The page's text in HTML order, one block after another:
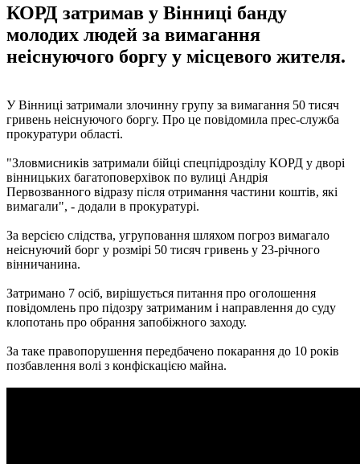
КОРД затримав у Вінниці банду
молодих людей за вимагання
неіснуючого боргу у місцевого жителя.
У Вінниці затримали злочинну групу за вимагання 50 тисяч
гривень неіснуючого боргу. Про це повідомила прес-служба
прокуратури області.
"Зловмисників затримали бійці спецпідрозділу КОРД у дворі
вінницьких багатоповерхівок по вулиці Андрія
Первозванного відразу після отримання частини коштів, які
вимагали", - додали в прокуратурі.
За версією слідства, угруповання шляхом погроз вимагало
неіснуючий борг у розмірі 50 тисяч гривень у 23-річного
вінничанина.
Затримано 7 осіб, вирішується питання про оголошення
повідомлень про підозру затриманим і направлення до суду
клопотань про обрання запобіжного заходу.
За таке правопорушення передбачено покарання до 10 років
позбавлення волі з конфіскацією майна.